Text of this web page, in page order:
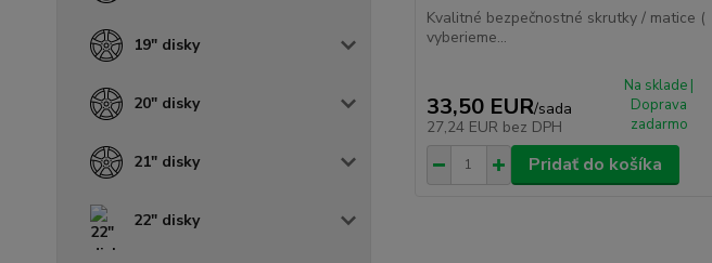
19" disky
20" disky
21" disky
22" disky
Kvalitné bezpečnostné skrutky / matice (
vyberieme...
33,50 EUR/sada
27,24 EUR bez DPH
Na sklade |
Doprava
zadarmo
Pridať do košíka